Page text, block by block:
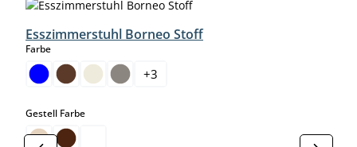
Esszimmerstuhl Borneo Stoff
Farbeauswählen
+3
Gestell Farbeauswählen